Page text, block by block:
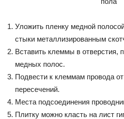
Уложить пленку медной
стыки металлизированным
Вставить клеммы в отверстия,
медных полос.
Подвести к клеммам провода от
пересечений.
Места подсоединения
Плитку можно класть на лист